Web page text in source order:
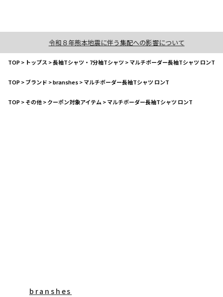
令和８年熊本地震に伴う集配への影響について
TOP> トップス >長袖Tシャツ・7分袖Tシャツ >マルチボーダー長袖Tシャツ ロンT
TOP>ブランド >branshes>マルチボーダー長袖Tシャツ ロンT
TOP>その他>クーポン対象アイテム >マルチボーダー長袖Tシャツ ロンT
branshes